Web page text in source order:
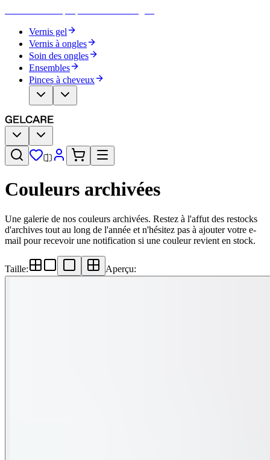
Vernis gel
Vernis à ongles
Soin des ongles
Ensembles
Pinces à cheveux
Couleurs archivées
Une galerie de nos couleurs archivées. Restez à l'affut des restocks
d'archives tout au long de l'année et n'hésitez pas à ajouter votre e-
mail pour recevoir une notification si une couleur revient en stock.
Taille: Aperçu: